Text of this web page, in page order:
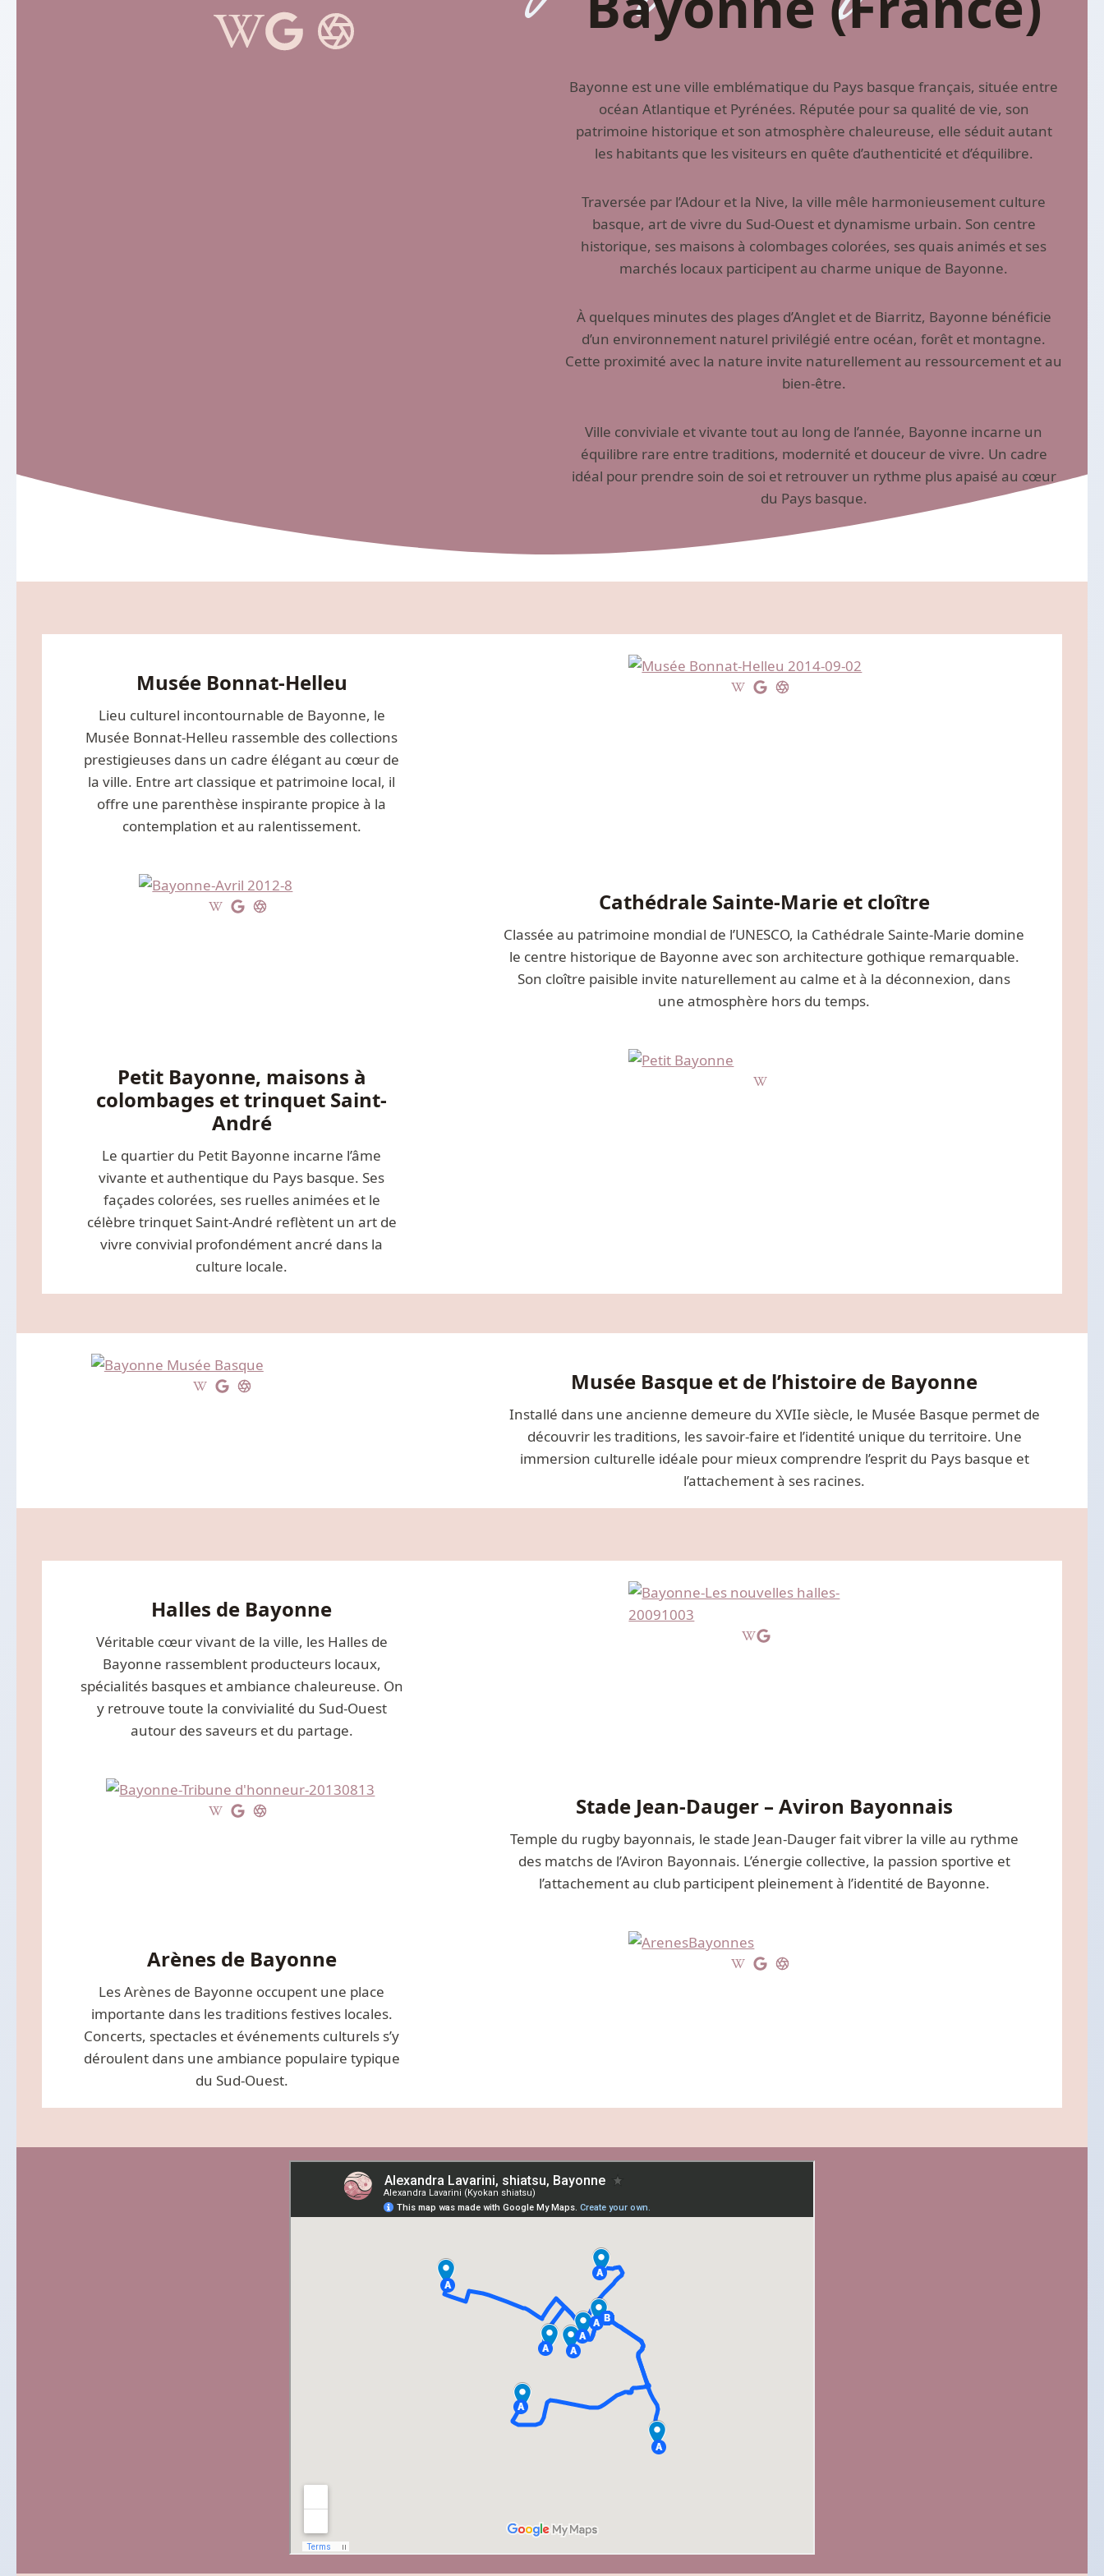
Bayonne est une ville emblématique du Pays basque français, située entre
océan Atlantique et Pyrénées. Réputée pour sa qualité de vie, son
patrimoine historique et son atmosphère chaleureuse, elle séduit autant
les habitants que les visiteurs en quête d’authenticité et d’équilibre.
Traversée par l’Adour et la Nive, la ville mêle harmonieusement culture
basque, art de vivre du Sud-Ouest et dynamisme urbain. Son centre
historique, ses maisons à colombages colorées, ses quais animés et ses
marchés locaux participent au charme unique de Bayonne.
À quelques minutes des plages d’Anglet et de Biarritz, Bayonne bénéficie
d’un environnement naturel privilégié entre océan, forêt et montagne.
Cette proximité avec la nature invite naturellement au ressourcement et au
bien-être.
Ville conviviale et vivante tout au long de l’année, Bayonne incarne un
équilibre rare entre traditions, modernité et douceur de vivre. Un cadre
idéal pour prendre soin de soi et retrouver un rythme plus apaisé au cœur
du Pays basque.
Musée Bonnat-Helleu
Lieu culturel incontournable de Bayonne, le
Musée Bonnat-Helleu rassemble des collections
prestigieuses dans un cadre élégant au cœur de
la ville. Entre art classique et patrimoine local, il
offre une parenthèse inspirante propice à la
contemplation et au ralentissement.
Cathédrale Sainte-Marie et cloître
Classée au patrimoine mondial de l’UNESCO, la Cathédrale Sainte-Marie domine
le centre historique de Bayonne avec son architecture gothique remarquable.
Son cloître paisible invite naturellement au calme et à la déconnexion, dans
une atmosphère hors du temps.
Petit Bayonne, maisons à
colombages et trinquet Saint-
André
Le quartier du Petit Bayonne incarne l’âme
vivante et authentique du Pays basque. Ses
façades colorées, ses ruelles animées et le
célèbre trinquet Saint-André reflètent un art de
vivre convivial profondément ancré dans la
culture locale.
Musée Basque et de l’histoire de Bayonne
Installé dans une ancienne demeure du XVIIe siècle, le Musée Basque permet de
découvrir les traditions, les savoir-faire et l’identité unique du territoire. Une
immersion culturelle idéale pour mieux comprendre l’esprit du Pays basque et
l’attachement à ses racines.
Halles de Bayonne
Véritable cœur vivant de la ville, les Halles de
Bayonne rassemblent producteurs locaux,
spécialités basques et ambiance chaleureuse. On
y retrouve toute la convivialité du Sud-Ouest
autour des saveurs et du partage.
Stade Jean-Dauger – Aviron Bayonnais
Temple du rugby bayonnais, le stade Jean-Dauger fait vibrer la ville au rythme
des matchs de l’Aviron Bayonnais. L’énergie collective, la passion sportive et
l’attachement au club participent pleinement à l’identité de Bayonne.
Arènes de Bayonne
Les Arènes de Bayonne occupent une place
importante dans les traditions festives locales.
Concerts, spectacles et événements culturels s’y
déroulent dans une ambiance populaire typique
du Sud-Ouest.